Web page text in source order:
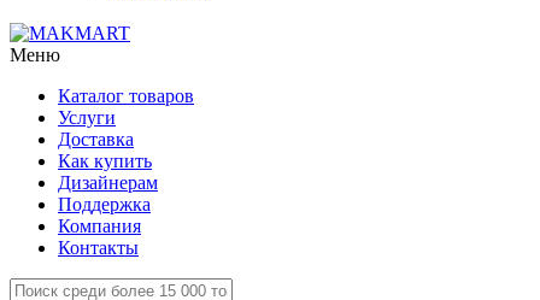
Меню
Каталог товаров
Услуги
Доставка
Как купить
Дизайнерам
Поддержка
Компания
Контакты